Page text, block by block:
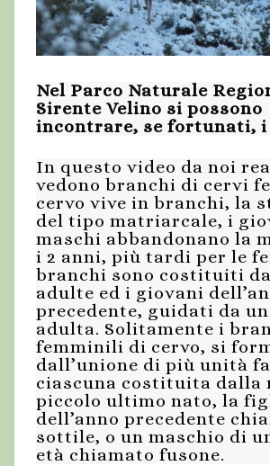
Nel Parco Naturale
Sirente Velino si possono
incontrare, se fortunati, i
In questo video da noi
vedono branchi di cervi
cervo vive in branchi, la
del tipo matriarcale, i
maschi abbandonano la
i 2 anni, più tardi per le
branchi sono costituiti
adulte ed i giovani
precedente, guidati da
adulta. Solitamente i
femminili di cervo, si
dall’unione di più unità
ciascuna costituita dalla
piccolo ultimo nato, la
dell’anno precedente
sottile, o un maschio di
età chiamato fusone.